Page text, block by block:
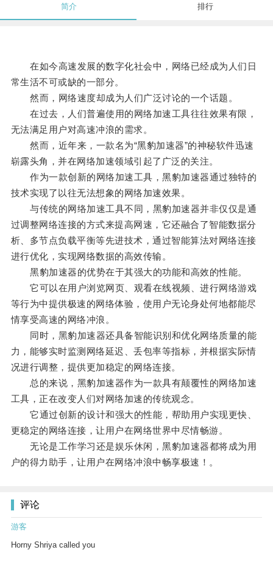
简介 排行
在如今高速发展的数字化社会中，网络已经成为人们日
常生活不可或缺的一部分。
然而，网络速度却成为人们广泛讨论的一个话题。
在过去，人们普遍使用的网络加速工具往往效果有限，
无法满足用户对高速冲浪的需求。
然而，近年来，一款名为“黑豹加速器”的神秘软件迅速
崭露头角，并在网络加速领域引起了广泛的关注。
作为一款创新的网络加速工具，黑豹加速器通过独特的
技术实现了以往无法想象的网络加速效果。
与传统的网络加速工具不同，黑豹加速器并非仅仅是通
过调整网络连接的方式来提高网速，它还融合了智能数据分
析、多节点负载平衡等先进技术，通过智能算法对网络连接
进行优化，实现网络数据的高效传输。
黑豹加速器的优势在于其强大的功能和高效的性能。
它可以在用户浏览网页、观看在线视频、进行网络游戏
等行为中提供极速的网络体验，使用户无论身处何地都能尽
情享受高速的网络冲浪。
同时，黑豹加速器还具备智能识别和优化网络质量的能
力，能够实时监测网络延迟、丢包率等指标，并根据实际情
况进行调整，提供更加稳定的网络连接。
总的来说，黑豹加速器作为一款具有颠覆性的网络加速
工具，正在改变人们对网络加速的传统观念。
它通过创新的设计和强大的性能，帮助用户实现更快、
更稳定的网络连接，让用户在网络世界中尽情畅游。
无论是工作学习还是娱乐休闲，黑豹加速器都将成为用
户的得力助手，让用户在网络冲浪中畅享极速！。
评论
游客
Horny Shriya called you